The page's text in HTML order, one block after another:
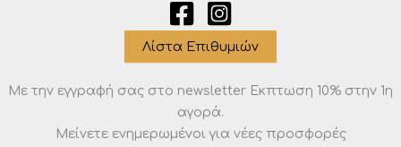
Λίστα Επιθυμιών
Με την εγγραφή σας στο newsletter Eκπτωση 10% στην 1η
αγορά.
Μείνετε ενημερωμένοι για νέες προσφορές